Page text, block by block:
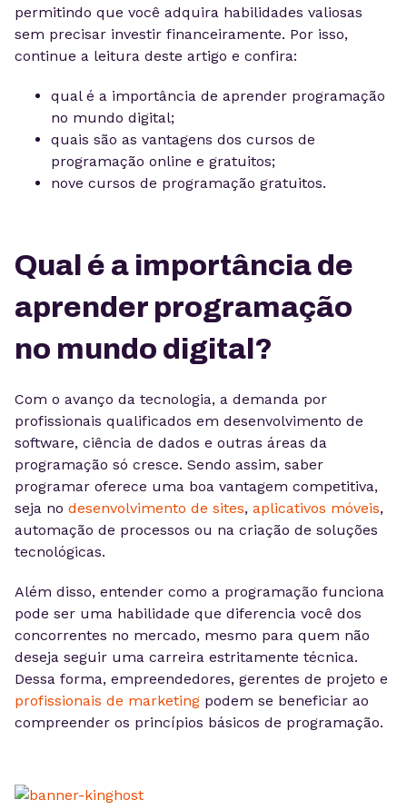
permitindo que você adquira habilidades valiosas
sem precisar investir financeiramente. Por isso,
continue a leitura deste artigo e confira:
qual é a importância de aprender programação
no mundo digital;
quais são as vantagens dos cursos de
programação online e gratuitos;
nove cursos de programação gratuitos.
Qual é a importância de
aprender programação
no mundo digital?
Com o avanço da tecnologia, a demanda por
profissionais qualificados em desenvolvimento de
software, ciência de dados e outras áreas da
programação só cresce. Sendo assim, saber
programar oferece uma boa vantagem competitiva,
seja no desenvolvimento de sites, aplicativos móveis,
automação de processos ou na criação de soluções
tecnológicas.
Além disso, entender como a programação funciona
pode ser uma habilidade que diferencia você dos
concorrentes no mercado, mesmo para quem não
deseja seguir uma carreira estritamente técnica.
Dessa forma, empreendedores, gerentes de projeto e
profissionais de marketing podem se beneficiar ao
compreender os princípios básicos de programação.